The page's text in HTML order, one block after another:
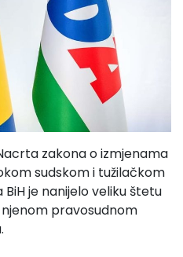
zakona o izmjenama
sudskom i tužilačkom
BiH je nanijelo veliku štetu
njenom pravosudnom